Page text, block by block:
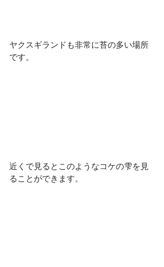
ヤクスギランドも非常に苔の多い場所
です。
近くで見るとこのようなコケの雫を見
ることができます。